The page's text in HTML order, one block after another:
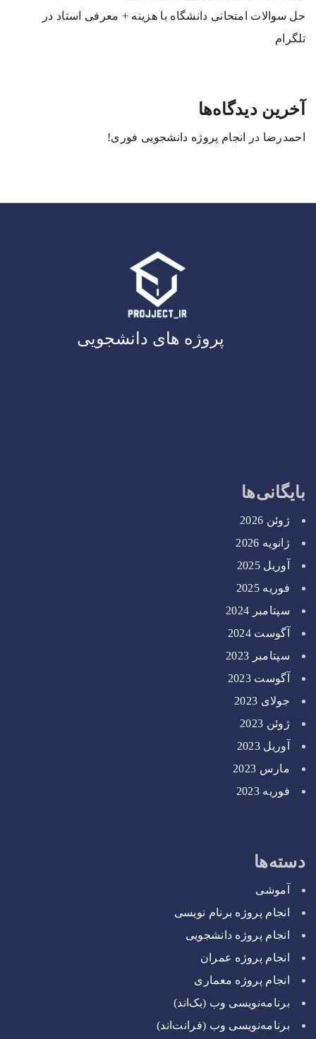
حل سوالات امتحانی دانشگاه با هزینه + معرفی استاد در
تلگرام
آخرین دیدگاه‌ها
احمدرضا در انجام پروژه دانشجویی فوری!
پروژه های دانشجویی
بایگانی‌ها
ژوئن 2026
ژانویه 2026
آوریل 2025
فوریه 2025
سپتامبر 2024
آگوست 2024
سپتامبر 2023
آگوست 2023
جولای 2023
ژوئن 2023
آوریل 2023
مارس 2023
فوریه 2023
دسته‌ها
آموشی
انجام پروژه برنام نویسی
انجام پروژه دانشجویی
انجام پروژه عمران
انجام پروژه معماری
برنامه‌نویسی وب (بک‌اند)
برنامه‌نویسی وب (فرانت‌اند)